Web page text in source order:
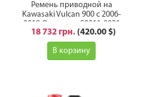
Ремень приводной на
Kawasaki Vulcan 900 с 2006-
2019 Оригинал 59011-0021
18 732 грн. (420.00 $)
В корзину